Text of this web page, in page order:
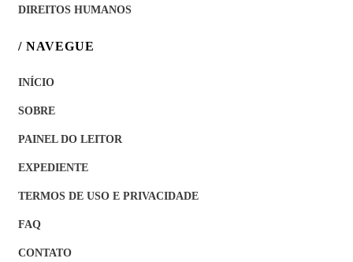
DIREITOS HUMANOS
/ NAVEGUE
INÍCIO
SOBRE
PAINEL DO LEITOR
EXPEDIENTE
TERMOS DE USO E PRIVACIDADE
FAQ
CONTATO